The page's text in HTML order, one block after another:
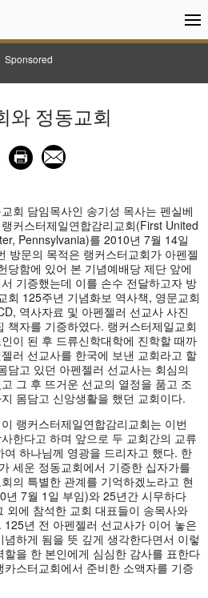
Sponsored
와 정동교회
회 담임목사인 송기성 목사는 펜실베
커스터제일연합감리교회(First United
Pennsylvania)를 2010년 7월 14일
방문의 목적은 랭커스터교회가 아펜젤
당함에 있어 본 기념예배당 제단 앞에
기증했는데 이를 손수 전달하고자 방
회 125주년 기념화보 역사책, 영문교회
역사자료 및 아펜젤러 선교사 사진
책자를 기증하였다. 랭커스터제일교회
이 된 후 드류신학대학에 진학할 때까
러 선교사를 한국에 보낸 교회라고 할
담고 있던 아펜젤러 선교사는 회심의
그 후 뜨거운 선교의 열정을 품고 조
몸담고 신앙생활을 했던 교회이다.
랭커스터제일연합감리교회는 이번
한다고 하며 앞으로 두 교회간의 교류
하나님께 영광을 드리자고 했다. 한
세운 정동교회에서 기증한 십자가를
의 특별한 관계를 기억하겠노라고 현
년 7월 1일 부임)와 25년간 시무하다
외에 참석한 교회 대표들이 송목사와
년 전 아펜젤러 선교사가 이어 놓은
하게 됨을 뜻 깊게 생각한다면서 이렇
을 한 본인에게 심심한 감사를 표한다
스터교회에서 준비한 소액자를 기증